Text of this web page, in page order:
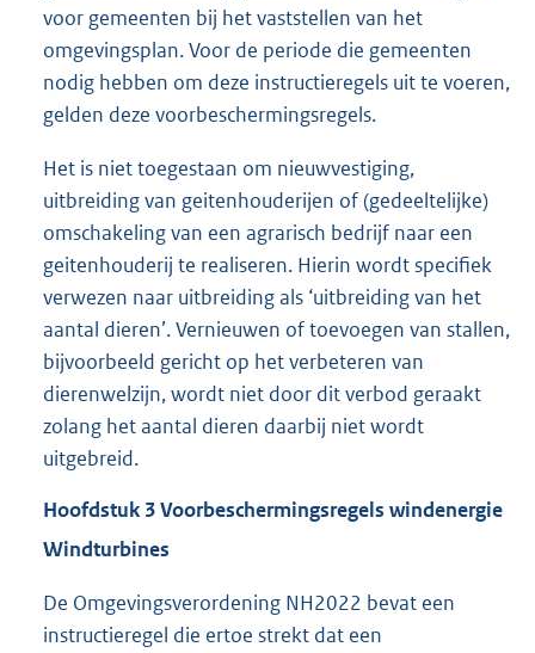
voor gemeenten bij het vaststellen van het
omgevingsplan. Voor de periode die gemeenten
nodig hebben om deze instructieregels uit te voeren,
gelden deze voorbeschermingsregels.
Het is niet toegestaan om nieuwvestiging,
uitbreiding van geitenhouderijen of (gedeeltelijke)
omschakeling van een agrarisch bedrijf naar een
geitenhouderij te realiseren. Hierin wordt specifiek
verwezen naar uitbreiding als ‘uitbreiding van het
aantal dieren’. Vernieuwen of toevoegen van stallen,
bijvoorbeeld gericht op het verbeteren van
dierenwelzijn, wordt niet door dit verbod geraakt
zolang het aantal dieren daarbij niet wordt
uitgebreid.
Hoofdstuk 3Voorbeschermingsregels windenergie
Windturbines
De Omgevingsverordening NH2022 bevat een
instructieregel die ertoe strekt dat een